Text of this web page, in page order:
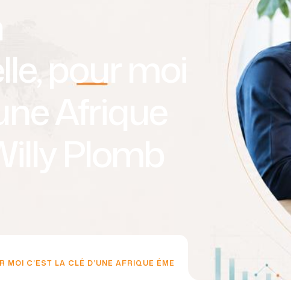
pour moi
Afrique
Plomb
MOI C’EST LA CLÉ D’UNE AFRIQUE ÉME